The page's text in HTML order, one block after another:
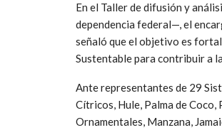
En el Taller de difusión y
dependencia federal—, el
señaló que el objetivo es
Sustentable para contribuir a
Ante representantes de 29
Cítricos, Hule, Palma de Coco,
Ornamentales, Manzana,